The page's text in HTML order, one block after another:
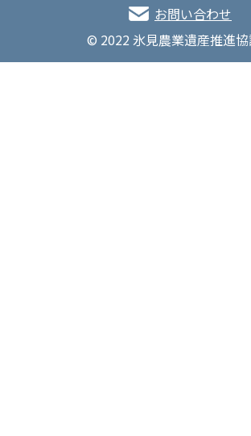
お問い合わせ
© 2022 氷見農業遺産推進